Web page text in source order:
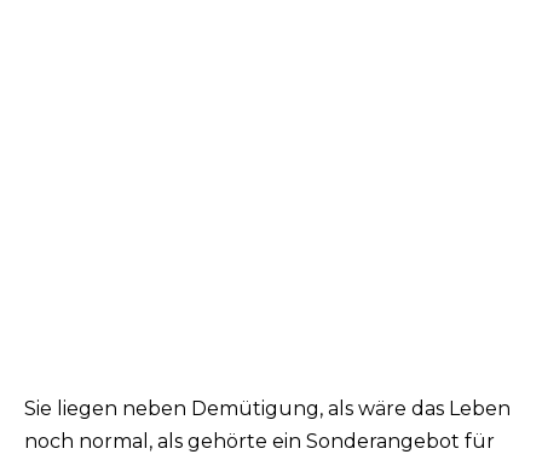
Sie liegen neben Demütigung, als wäre das Leben
noch normal, als gehörte ein Sonderangebot für